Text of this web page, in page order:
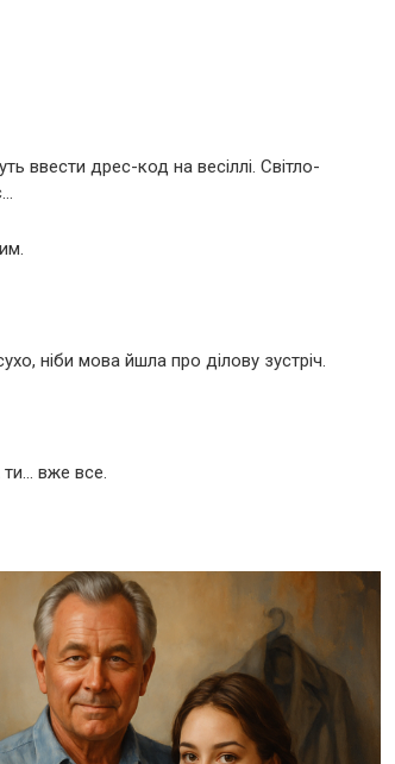
ввести дрес-код на весіллі. Світло-
ніби мова йшла про ділову зустріч.
вже все.